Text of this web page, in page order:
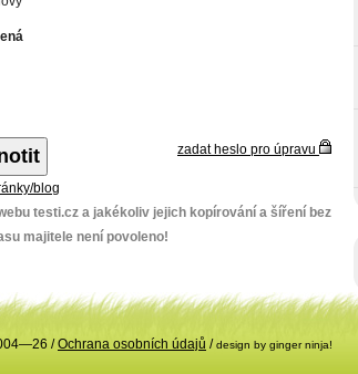
zadat heslo pro úpravu
blog
testi.cz a jakékoliv jejich kopírování a šíření bez
majitele není povoleno!
/Ochrana osobních údajů /design by ginger ninja!